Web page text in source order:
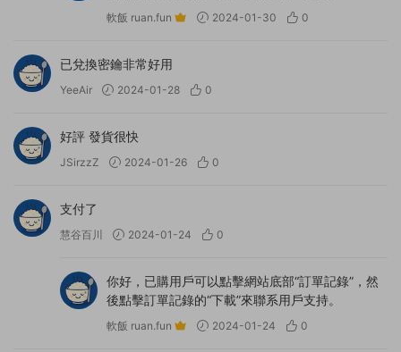
軟飯 ruan.fun 2024-01-30 0
已兌換密鑰非常好用
YeeAir 2024-01-28 0
好評 發貨很快
JSirzzZ 2024-01-26 0
支付了
慧谷百川 2024-01-24 0
你好，已購用戶可以點擊網站底部“訂單記錄”，然
後點擊訂單記錄的“下載”來聯系用戶支持。
軟飯 ruan.fun 2024-01-24 0